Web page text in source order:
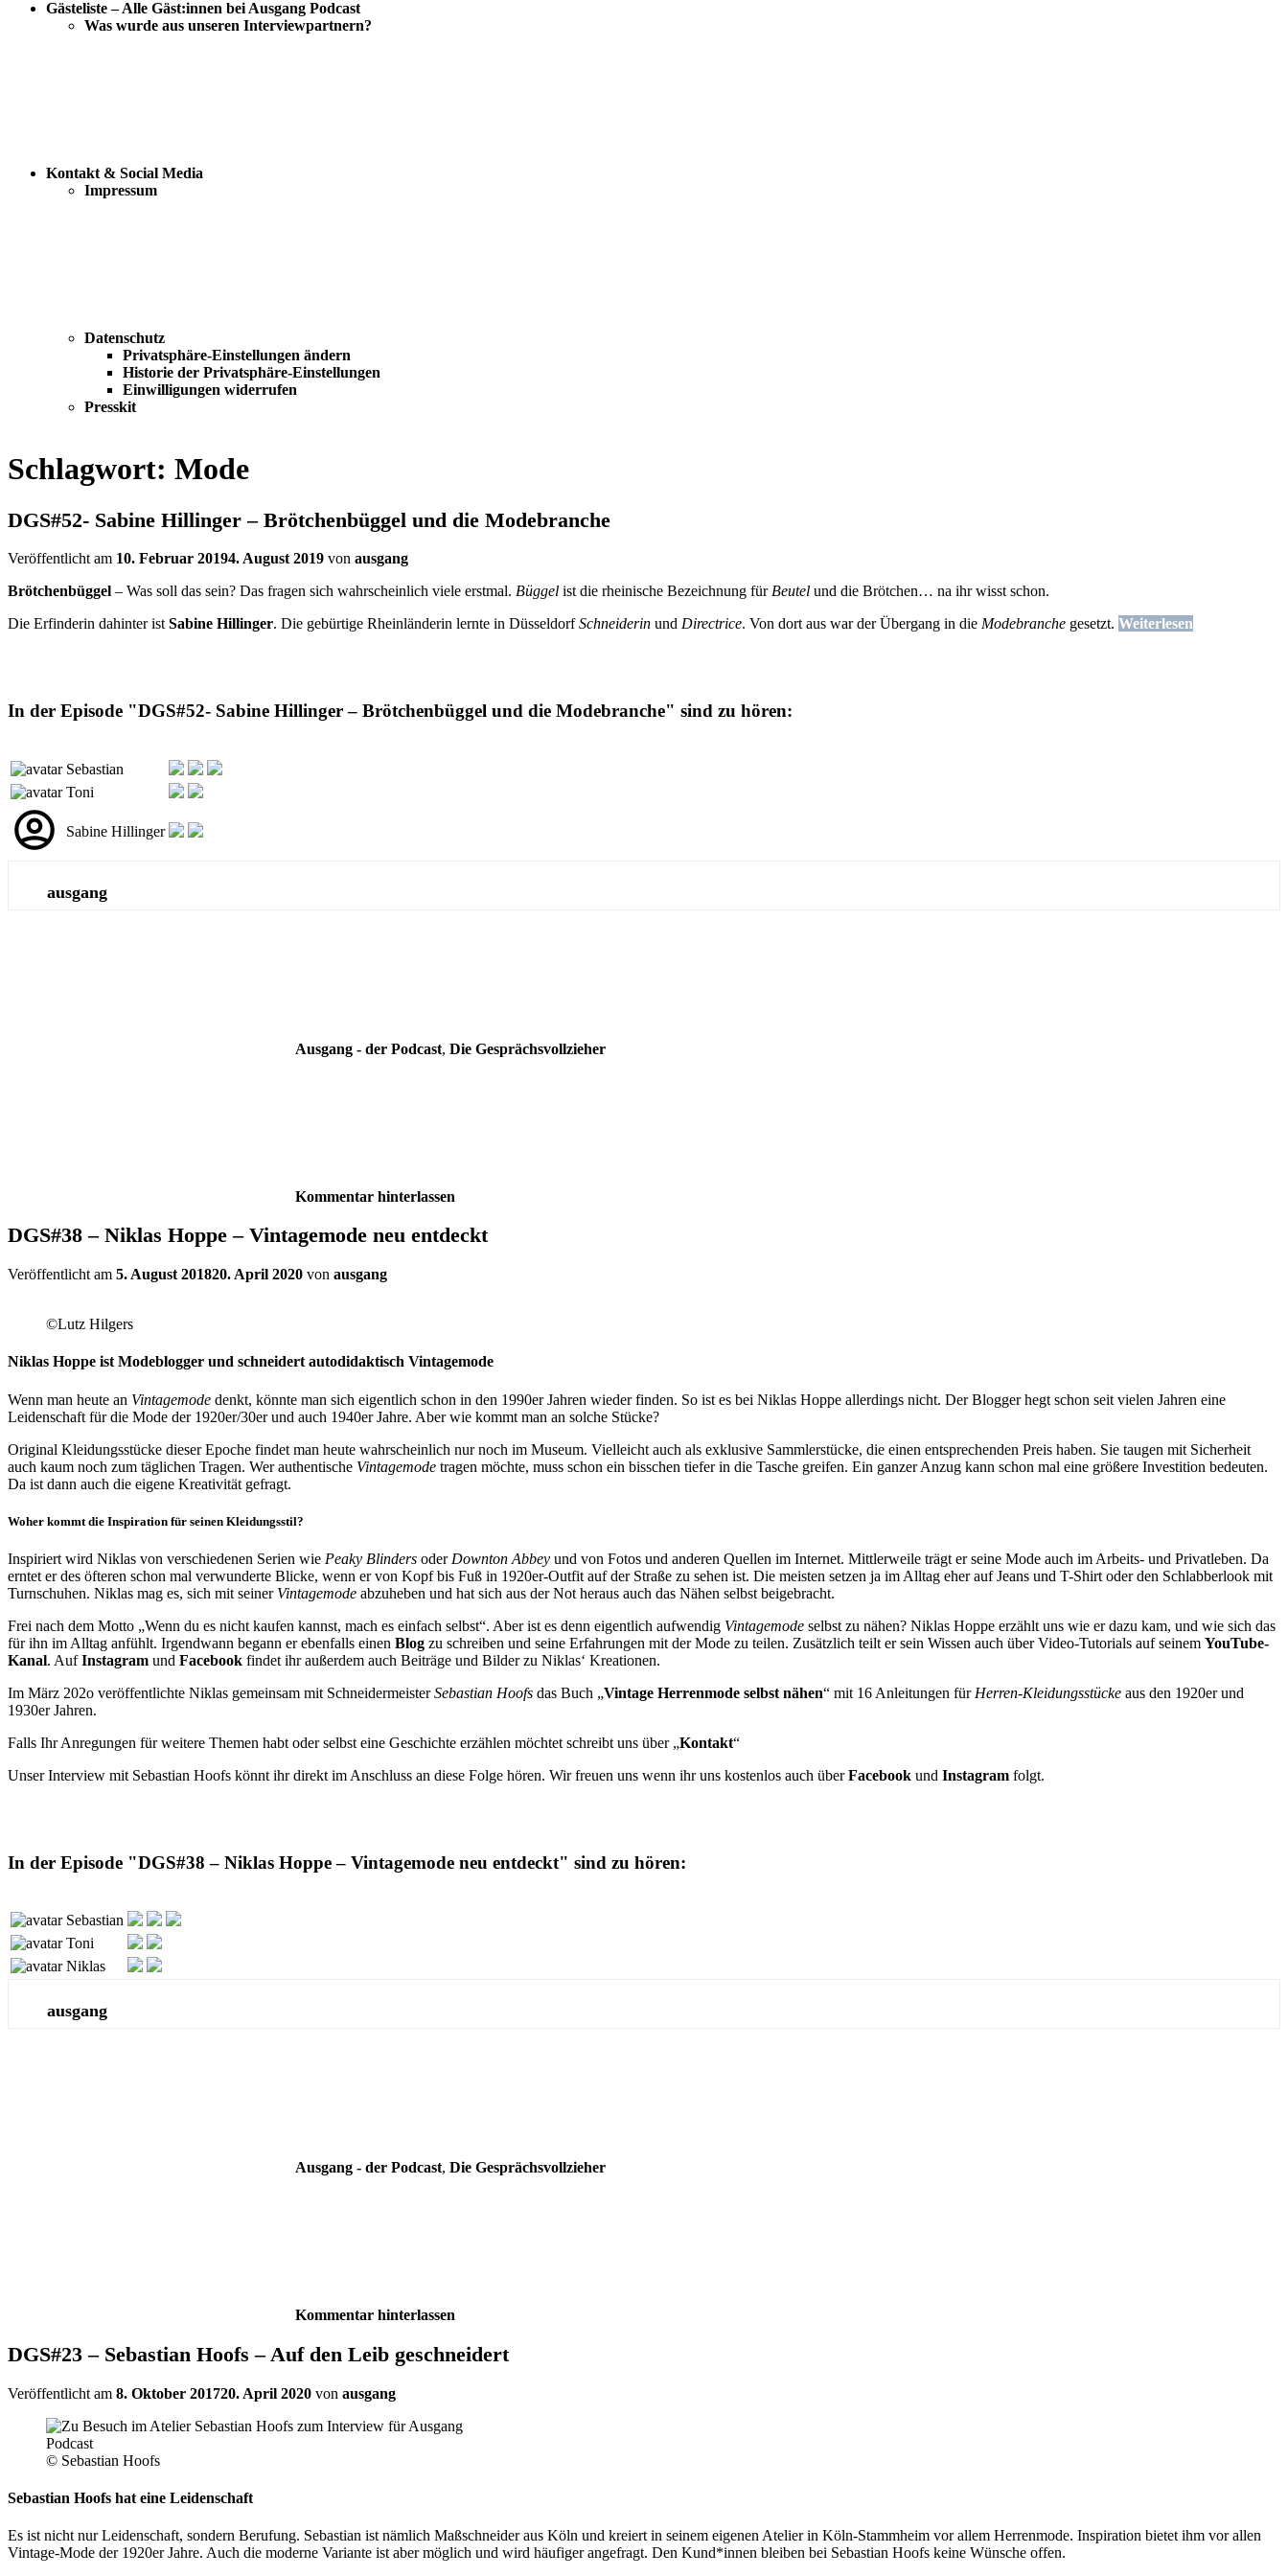
Gästeliste – Alle Gäst:innen bei Ausgang Podcast
Was wurde aus unseren Interviewpartnern?
Kontakt & Social Media
Impressum
Datenschutz
Privatsphäre-Einstellungen ändern
Historie der Privatsphäre-Einstellungen
Einwilligungen widerrufen
Presskit
Schlagwort: Mode
DGS#52- Sabine Hillinger – Brötchenbüggel und die Modebranche
Veröffentlicht am 10. Februar 20194. August 2019 von ausgang
Brötchenbüggel – Was soll das sein? Das fragen sich wahrscheinlich viele erstmal. Büggel ist die rheinische Bezeichnung fürBeutel und die Brötchen… na ihr wisst schon.
Die Erfinderin dahinter istSabine Hillinger. Die gebürtige Rheinländerin lernte in DüsseldorfSchneiderin und Directrice. Von dort aus war der Übergang in die Modebranche gesetzt. Weiterlesen
In der Episode "DGS#52- Sabine Hillinger – Brötchenbüggel und die Modebranche" sind zu hören:
Sebastian
Toni
Sabine Hillinger
ausgang
Ausgang - der Podcast, Die Gesprächsvollzieher
Kommentar hinterlassen
DGS#38 – Niklas Hoppe – Vintagemode neu entdeckt
Veröffentlicht am 5. August 201820. April 2020 von ausgang
©Lutz Hilgers
Niklas Hoppe ist Modeblogger und schneidert autodidaktisch Vintagemode
Wenn man heute an Vintagemode denkt, könnte man sich eigentlich schon in den 1990er Jahren wieder finden. So ist es bei Niklas Hoppe allerdings nicht. Der Blogger hegt schon seit vielen Jahren eine
Leidenschaft für die Mode der 1920er/30er und auch 1940er Jahre. Aber wie kommt man an solche Stücke?
Original Kleidungsstücke dieser Epoche findet man heute wahrscheinlich nur noch im Museum. Vielleicht auch als exklusive Sammlerstücke, die einen entsprechenden Preis haben. Sie taugen mit Sicherheit
auch kaum noch zum täglichen Tragen. Wer authentische Vintagemode tragen möchte, muss schon ein bisschen tiefer in die Tasche greifen. Ein ganzer Anzug kann schon mal eine größere Investition bedeuten.
Da ist dann auch die eigene Kreativität gefragt.
Woher kommt die Inspiration für seinen Kleidungsstil?
Inspiriert wird Niklas von verschiedenen Serien wie Peaky Blinders oderDownton Abbey und von Fotos und anderen Quellen im Internet. Mittlerweile trägt er seine Mode auch im Arbeits- und Privatleben. Da
erntet er des öfteren schon mal verwunderte Blicke, wenn er von Kopf bis Fuß in 1920er-Outfit auf der Straße zu sehen ist. Die meisten setzen ja im Alltag eher auf Jeans und T-Shirt oder den Schlabberlook mit
Turnschuhen. Niklas mag es, sich mit seiner Vintagemode abzuheben und hat sich aus der Not heraus auch das Nähen selbst beigebracht.
Frei nach dem Motto „Wenn du es nicht kaufen kannst, mach es einfach selbst“. Aber ist es denn eigentlich aufwendig Vintagemode selbst zu nähen? Niklas Hoppe erzählt uns wie er dazu kam, und wie sich das
für ihn im Alltag anfühlt. Irgendwann begann er ebenfalls einen Blog zu schreiben und seine Erfahrungen mit der Mode zu teilen. Zusätzlich teilt er sein Wissen auch über Video-Tutorials auf seinem YouTube-
Kanal. AufInstagram und Facebook findet ihr außerdem auch Beiträge und Bilder zu Niklas‘ Kreationen.
Im März 202o veröffentlichte Niklas gemeinsam mit SchneidermeisterSebastian Hoofs das Buch „Vintage Herrenmode selbst nähen“ mit 16 Anleitungen für Herren-Kleidungsstücke aus den 1920er und
1930er Jahren.
Falls Ihr Anregungen für weitere Themen habt oder selbst eine Geschichte erzählen möchtet schreibt uns über „Kontakt“
Unser Interview mit Sebastian Hoofs könnt ihr direkt im Anschluss an diese Folge hören. Wir freuen uns wenn ihr uns kostenlos auch überFacebook und Instagram folgt.
In der Episode "DGS#38 – Niklas Hoppe – Vintagemode neu entdeckt" sind zu hören:
Sebastian
Toni
Niklas
ausgang
Ausgang - der Podcast, Die Gesprächsvollzieher
Kommentar hinterlassen
DGS#23 – Sebastian Hoofs – Auf den Leib geschneidert
Veröffentlicht am 8. Oktober 201720. April 2020 von ausgang
© Sebastian Hoofs
Sebastian Hoofs hat eine Leidenschaft
Es ist nicht nur Leidenschaft, sondern Berufung. Sebastian ist nämlich Maßschneider aus Köln und kreiert in seinem eigenen Atelier in Köln-Stammheim vor allem Herrenmode. Inspiration bietet ihm vor allen
Vintage-Mode der 1920er Jahre. Auch die moderne Variante ist aber möglich und wird häufiger angefragt. Den Kund*innen bleiben bei Sebastian Hoofs keine Wünsche offen.